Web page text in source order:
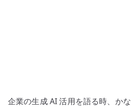
を
企業の生成 AI 活用を語る時、か